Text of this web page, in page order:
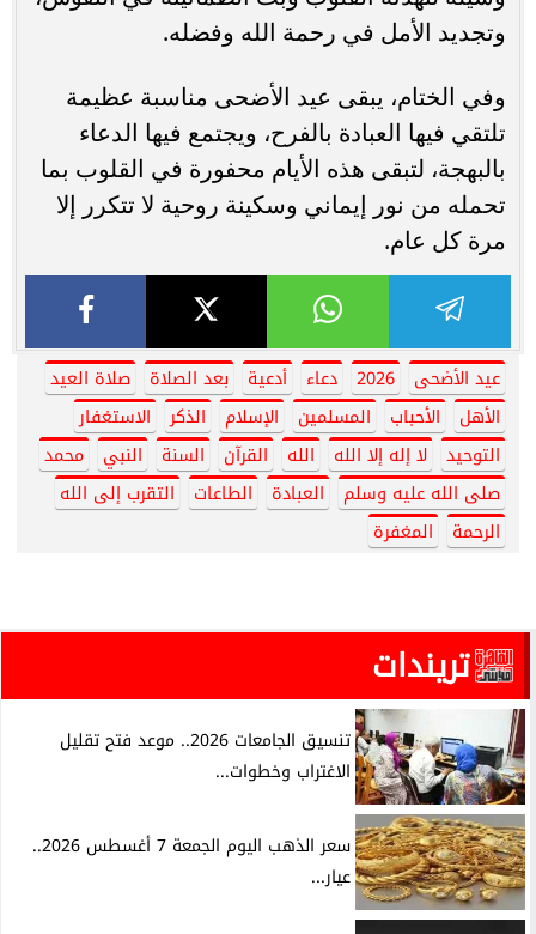
وتجديد الأمل في رحمة الله وفضله.
وفي الختام، يبقى عيد الأضحى مناسبة عظيمة
تلتقي فيها العبادة بالفرح، ويجتمع فيها الدعاء
بالبهجة، لتبقى هذه الأيام محفورة في القلوب بما
تحمله من نور إيماني وسكينة روحية لا تتكرر إلا
مرة كل عام.
عيد الأضحى 2026 دعاء أدعية بعد الصلاة
صلاة العيد
الأهل
الأحباب المسلمين الإسلام الذكر
الاستغفار
التوحيد
لا إله إلا الله الله القرآن السنة النبي
محمد
صلى الله عليه وسلم
العبادة الطاعات
التقرب إلى الله
الرحمة
المغفرة
تريندات
تنسيق الجامعات 2026.. موعد فتح تقليل
الاغتراب وخطوات...
سعر الذهب اليوم الجمعة 7 أغسطس 2026..
عيار...